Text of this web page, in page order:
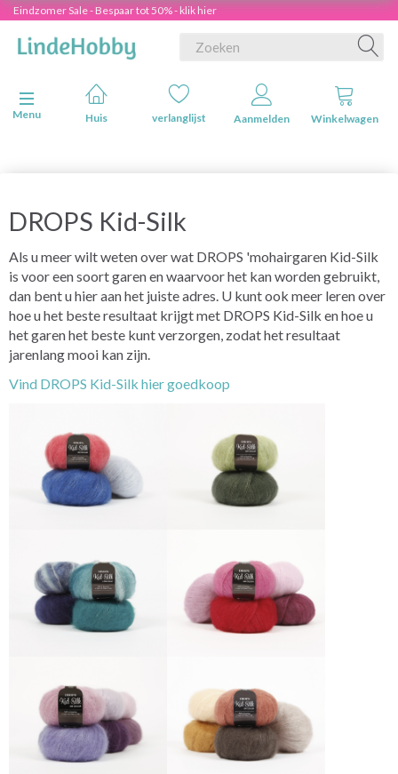
Eindzomer Sale - Bespaar tot 50% - klik hier
Navigatie in-/uitschakelen
Menu
Huis verlanglijst Aanmelden Winkelwagen
DROPS Kid-Silk
Als u meer wilt weten over wat DROPS 'mohairgaren Kid-Silk
is voor een soort garen en waarvoor het kan worden gebruikt,
dan bent u hier aan het juiste adres. U kunt ook meer leren over
hoe u het beste resultaat krijgt met DROPS Kid-Silk en hoe u
het garen het beste kunt verzorgen, zodat het resultaat
jarenlang mooi kan zijn.
Vind DROPS Kid-Silk hier goedkoop